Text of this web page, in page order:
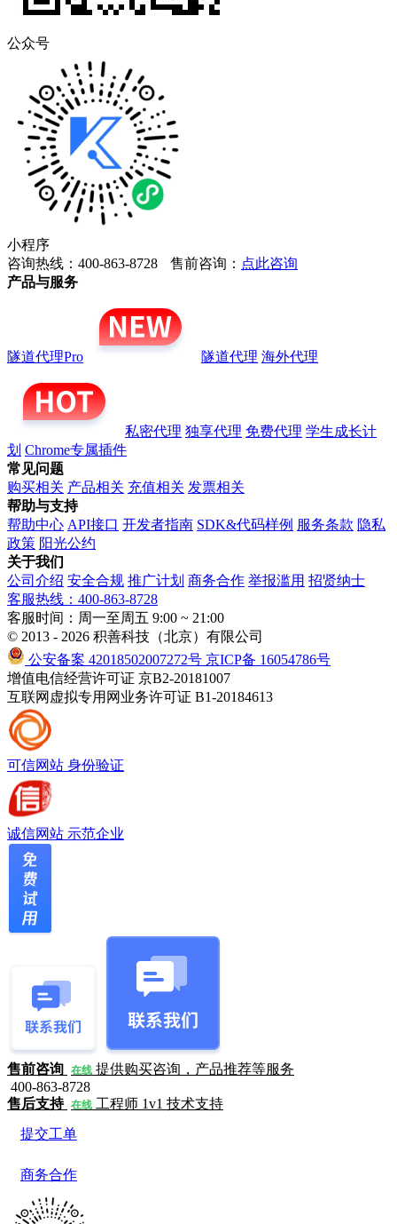
公众号
小程序
咨询热线：400-863-8728
售前咨询： 点此咨询
产品与服务
隧道代理Pro 隧道代理 海外代理
私密代理 独享代理 免费代理 学生成长计
划 Chrome专属插件
常见问题
购买相关 产品相关 充值相关 发票相关
帮助与支持
帮助中心 API接口 开发者指南 SDK&代码样例 服务条款 隐私
政策 阳光公约
关于我们
公司介绍 安全合规 推广计划 商务合作 举报滥用 招贤纳士
客服热线：400-863-8728
客服时间：周一至周五 9:00 ~ 21:00
© 2013 - 2026 积善科技（北京）有限公司
公安备案 42018502007272号 京ICP备 16054786号
增值电信经营许可证 京B2-20181007
互联网虚拟专用网业务许可证 B1-20184613
可信网站 身份验证
诚信网站 示范企业
售前咨询 在线 提供购买咨询，产品推荐等服务
400-863-8728
售后支持 在线 工程师 1v1 技术支持
提交工单
商务合作